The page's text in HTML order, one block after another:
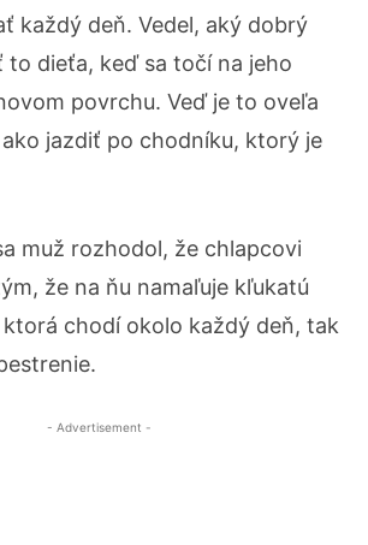
každý deň. Vedel, aký dobrý
to dieťa, keď sa točí na jeho
povrchu. Veď je to oveľa
jazdiť po chodníku, ktorý je
muž rozhodol, že chlapcovi
že na ňu namaľuje kľukatú
ktorá chodí okolo každý deň, tak
- Advertisement -